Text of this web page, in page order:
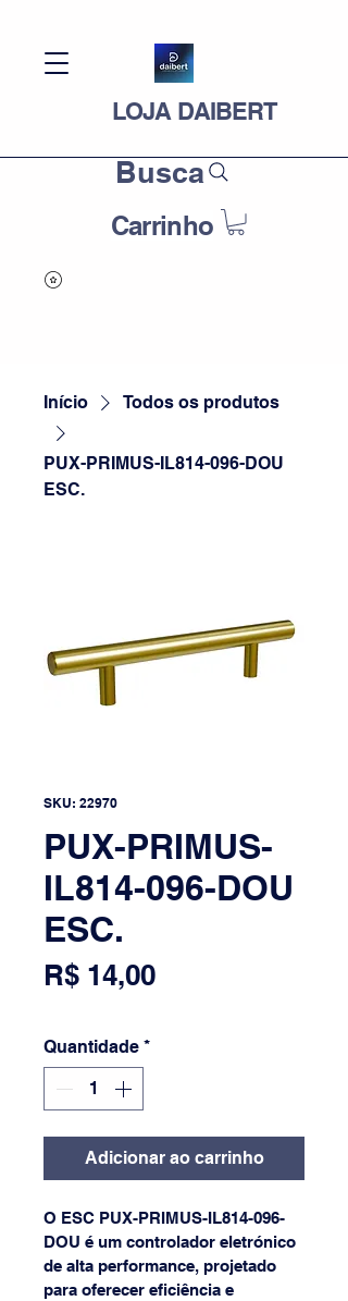
LOJA DAIBERT
Busca
Carrinho
Início Todos os produtos
PUX-PRIMUS-IL814-096-DOU
ESC.
SKU: 22970
PUX-PRIMUS-
IL814-096-DOU
ESC.
R$ 14,00Preço
Quantidade *
Adicionar ao carrinho
O ESC PUX-PRIMUS-IL814-096-
DOU é um controlador eletrónico
de alta performance, projetado
para oferecer eficiência e